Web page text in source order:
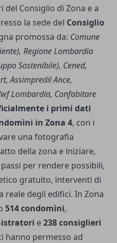
del Consiglio di Zona e a
la sede del Consiglio
promossa da: Comune
Regione Lombardia
Sostenibile), Cened,
Assimpredil Ance,
Lombardia, Confabitare
i primi dati
in Zona 4, con i
una fotografia
della zona e iniziare,
per rendere possibili,
gratuito, interventi di
reale degli edifici. In Zona
514 condomìni,
e238 consiglieri
hanno permesso ad